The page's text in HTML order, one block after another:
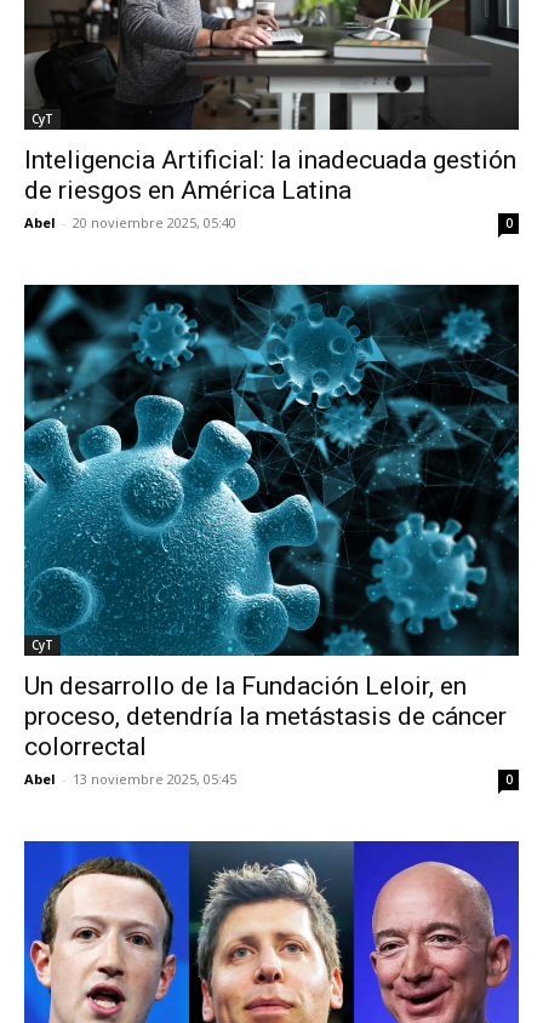
CyT
Inteligencia Artificial: la inadecuada gestión
de riesgos en América Latina
Abel - 20 noviembre 2025, 05:40 0
CyT
Un desarrollo de la Fundación Leloir, en
proceso, detendría la metástasis de cáncer
colorrectal
Abel - 13 noviembre 2025, 05:45 0